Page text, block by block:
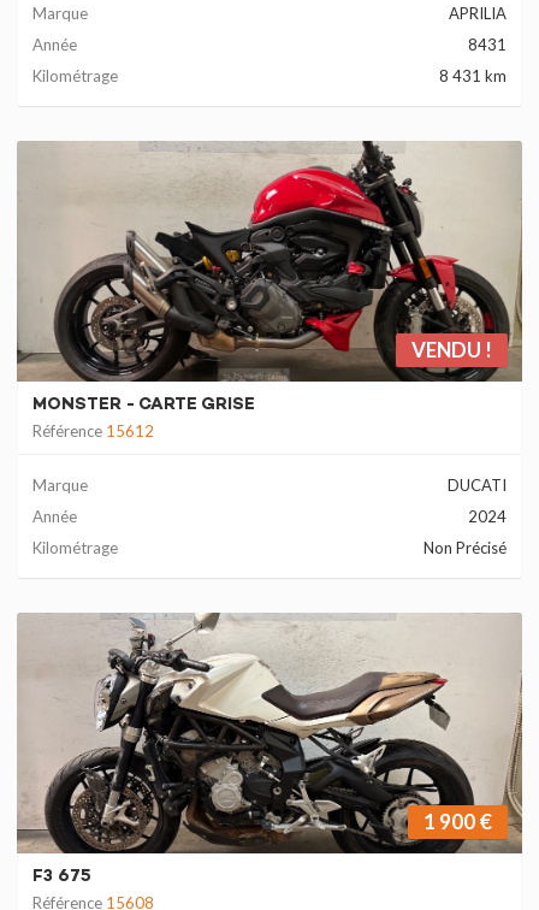
Marque
APRILIA
Année
8431
Kilométrage
8 431 km
VENDU !
MONSTER - CARTE GRISE
Référence 15612
Marque
DUCATI
Année
2024
Kilométrage
Non Précisé
1 900 €
F3 675
Référence 15608